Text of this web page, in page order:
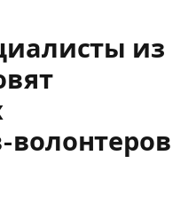
из
волонтеров